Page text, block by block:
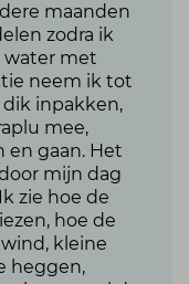
maanden
zodra ik
water met
neem ik tot
dik inpakken,
mee,
gaan. Het
mijn dag
zie hoe de
hoe de
kleine
heggen,